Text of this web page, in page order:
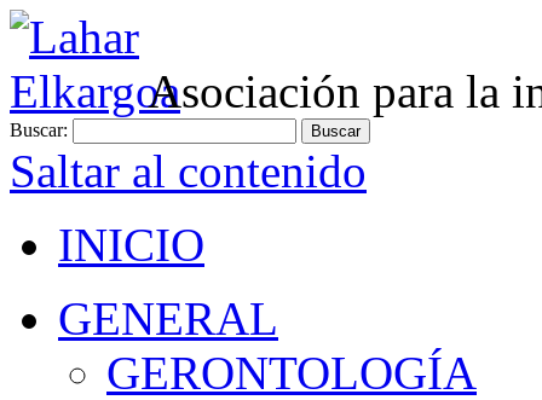
Asociación para la
Buscar:
Saltar al contenido
INICIO
GENERAL
GERONTOLOGÍA